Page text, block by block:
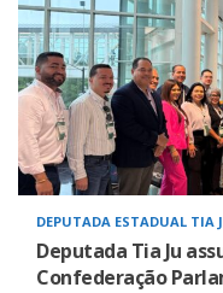
DEPUTADA ESTADUAL TIA
Deputada Tia Ju
Confederação